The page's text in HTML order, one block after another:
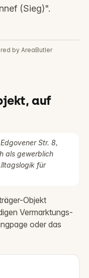
(Sieg)".
by AreaButler
auf
Str. 8,
als gewerblich
für
-Objekt
Vermarktungs-
oder das